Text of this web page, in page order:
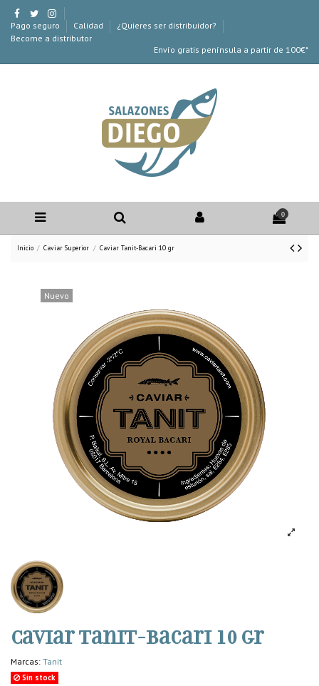
Pago seguro Calidad
¿Quieres ser distribuidor?
Become a distributor
Envío gratis península a partir de 100€*
0
Inicio Caviar Superior Caviar Tanit-Bacari 10 gr
Nuevo
Caviar Tanit-Bacari 10 gr
Marcas: Tanit
Sin stock